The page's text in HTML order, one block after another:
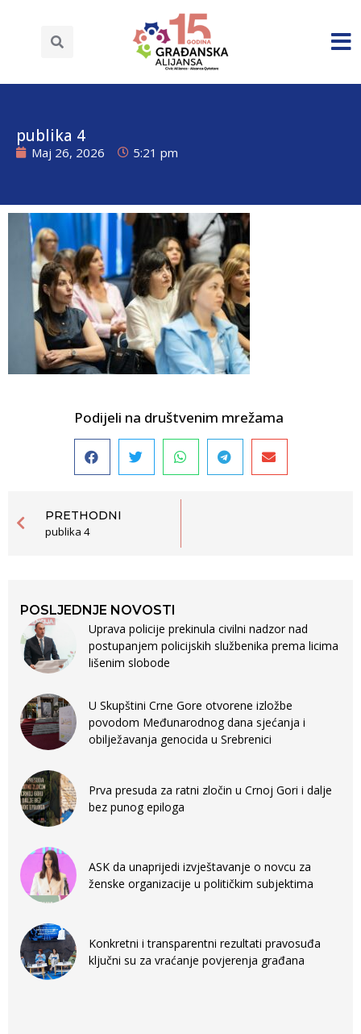
publika 4
Maj 26, 2026 5:21 pm
Podijeli na društvenim mrežama
PRETHODNI
publika 4
POSLJEDNJE NOVOSTI
Uprava policije prekinula civilni nadzor nad
postupanjem policijskih službenika prema licima
lišenim slobode
U Skupštini Crne Gore otvorene izložbe
povodom Međunarodnog dana sjećanja i
obilježavanja genocida u Srebrenici
Prva presuda za ratni zločin u Crnoj Gori i dalje
bez punog epiloga
ASK da unaprijedi izvještavanje o novcu za
ženske organizacije u političkim subjektima
Konkretni i transparentni rezultati pravosuđa
ključni su za vraćanje povjerenja građana